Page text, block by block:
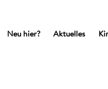
Neu hier? Aktuelles